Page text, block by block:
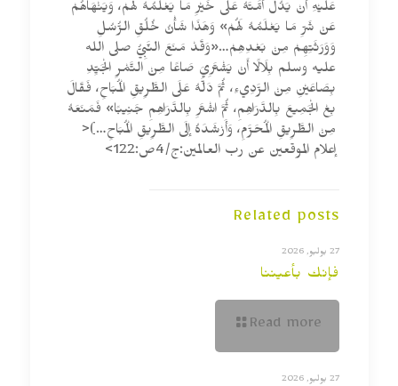
عَلَيْهِ أَنْ يَدُلَّ أُمَّتَهُ عَلَى خَيْرِ مَا يَعْلَمُهُ لَهُمْ، وَيَنْهَاهُمْ
عَنْ شَرِّ مَا يَعْلَمُهُ لَهُمْ» وَهَذَا شَأْنُ خُلُقِ الرُّسُلِ
وَوَرَثَتِهِمْ مِنْ بَعْدِهِمْ…«وَقَدْ مَنَعَ النَّبِيُّ صلى الله
عليه وسلم بِلَالًا أَنْ يَشْتَرِيَ صَاعًا مِنْ التَّمْرِ الْجَيِّدِ
بِصَاعَيْنِ مِنْ الرَّدِيءِ، ثُمَّ دَلَّهُ عَلَى الطَّرِيقِ الْمُبَاحِ، فَقَالَ
بِعْ الْجَمِيعَ بِالدَّرَاهِمِ، ثُمَّ اشْتَرِ بِالدَّرَاهِمِ جَنِيبًا» فَمَنَعَهُ
مِنْ الطَّرِيقِ الْمُحَرَّمِ، وَأَرْشَدَهُ إلَى الطَّرِيقِ الْمُبَاحِ…)<
إعلام الموقعين عن رب العالمين:ج/4ص:122>
Related posts
27 يوليو, 2026
فإنك بأعيننا
Read more
27 يوليو, 2026